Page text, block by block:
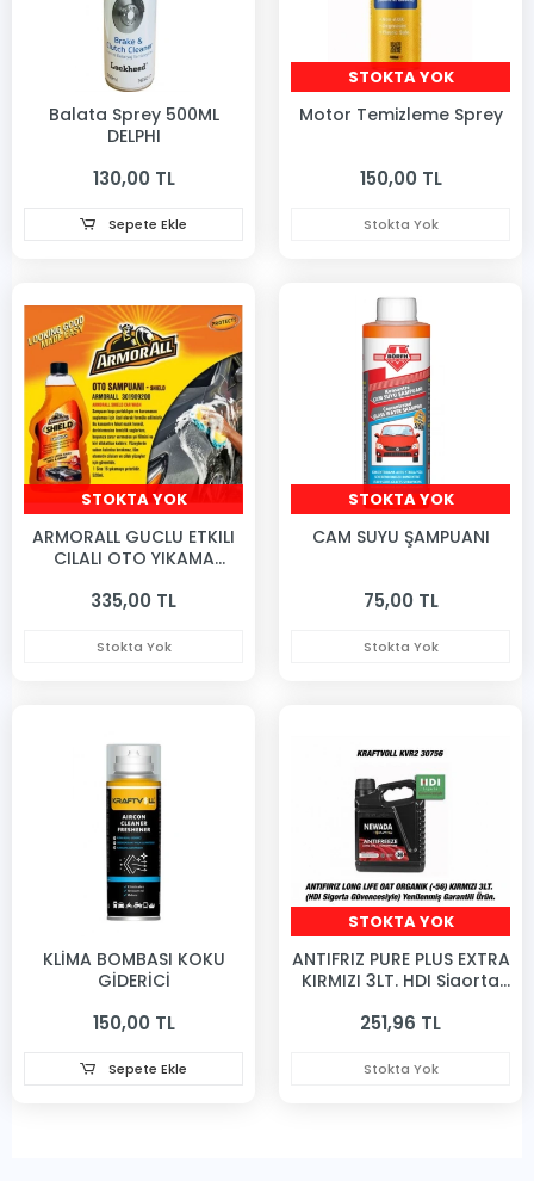
Balata Sprey 500ML
DELPHI
130,00 TL
Sepete Ekle
STOKTA YOK
Motor Temizleme Sprey
150,00 TL
Stokta Yok
STOKTA YOK
ARMORALL GUCLU ETKILI
CILALI OTO YIKAMA
335,00 TL
Stokta Yok
STOKTA YOK
CAM SUYU ŞAMPUANI
75,00 TL
Stokta Yok
KLİMA BOMBASI KOKU
GİDERİCİ
150,00 TL
Sepete Ekle
STOKTA YOK
ANTIFRIZ PURE PLUS EXTRA
KIRMIZI 3LT. HDI Sigorta
251,96 TL
Stokta Yok